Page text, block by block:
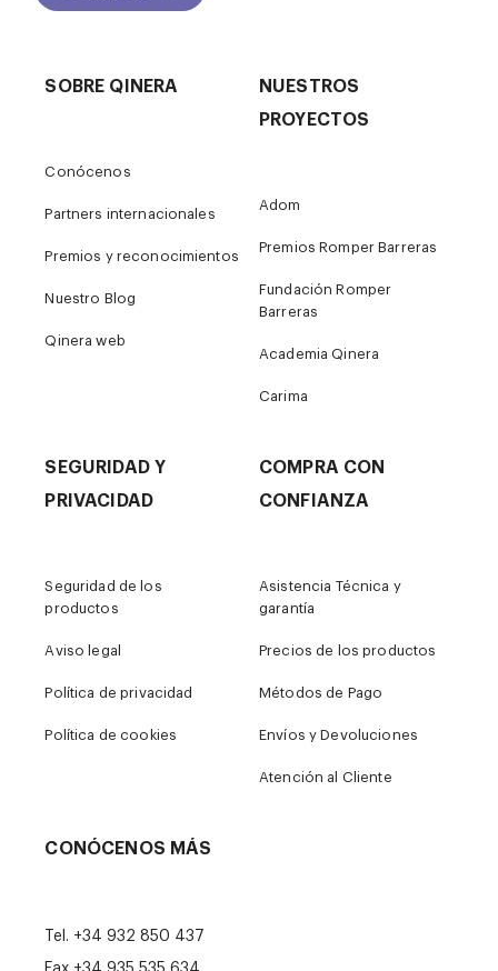
SOBRE QINERA
Conócenos
Partners internacionales
Premios y reconocimientos
Nuestro Blog
Qinera web
NUESTROS
PROYECTOS
Adom
Premios Romper Barreras
Fundación Romper
Barreras
Academia Qinera
Carima
SEGURIDAD Y
PRIVACIDAD
Seguridad de los
productos
Aviso legal
Política de privacidad
Política de cookies
COMPRA CON
CONFIANZA
Asistencia Técnica y
garantía
Precios de los productos
Métodos de Pago
Envíos y Devoluciones
Atención al Cliente
CONÓCENOS MÁS
Tel. +34 932 850 437
Fax +34 935 535 634